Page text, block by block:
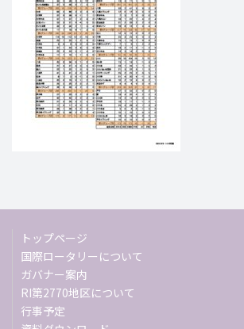
トップページ
国際ロータリーについて
ガバナー案内
RI第2770地区について
行事予定